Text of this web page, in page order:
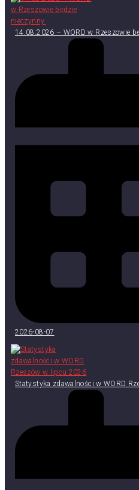
14.08.2026 – WORD w Rzeszowie
2026-08-07
Statystyka zdawalności w WORD